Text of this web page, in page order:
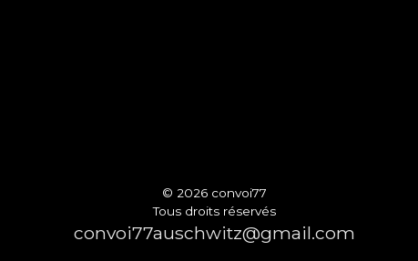
© 2026 convoi77
Tous droits réservés
convoi77auschwitz@gmail.com